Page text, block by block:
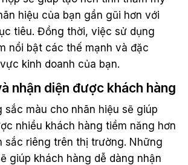
hiệu của bạn gần gũi hơn với
tiêu. Đồng thời, việc sử dụng
nổi bật các thế mạnh và đặc
kinh doanh của bạn.
nhận diện được khách hàng
sắc màu cho nhãn hiệu sẽ giúp
nhiều khách hàng tiềm năng hơn
sắc riêng trên thị trường. Những
giúp khách hàng dễ dàng nhận